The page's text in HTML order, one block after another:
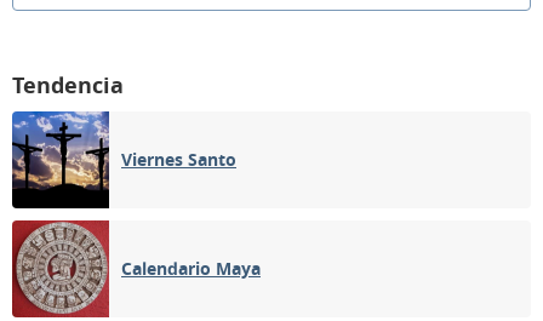
Tendencia
Viernes Santo
Calendario Maya